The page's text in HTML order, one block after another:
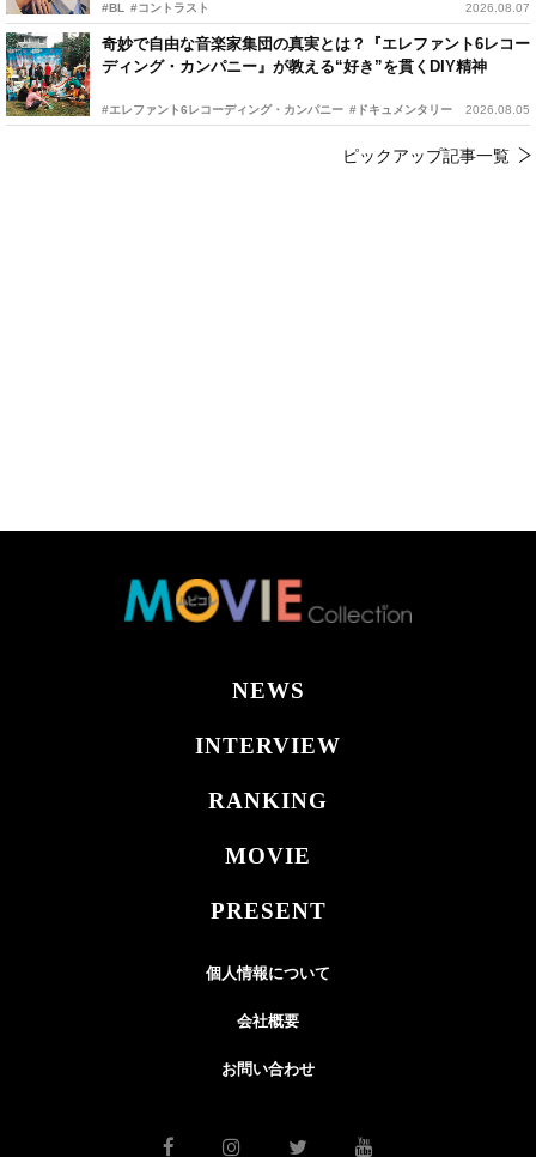
#BL #コントラスト 2026.08.07
奇妙で自由な音楽家集団の真実とは？『エレファント6レコー
ディング・カンパニー』が教える“好き”を貫くDIY精神
#エレファント6レコーディング・カンパニー #ドキュメンタリー 2026.08.05
ピックアップ記事一覧
NEWS
INTERVIEW
RANKING
MOVIE
PRESENT
個人情報について
会社概要
お問い合わせ